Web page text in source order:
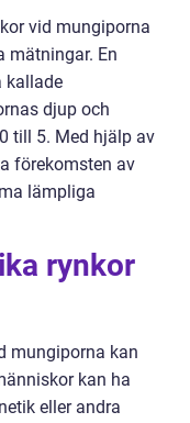
vid mungiporna
mätningar. En
kallade
djup och
till 5. Med hjälp av
förekomsten av
lämpliga
rynkor
mungiporna kan
kan ha
eller andra